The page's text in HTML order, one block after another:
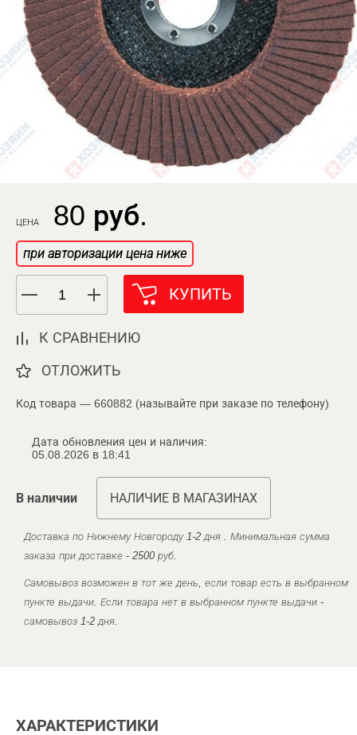
ЦЕНА 80 руб.
при авторизации цена ниже
КУПИТЬ
К СРАВНЕНИЮ
ОТЛОЖИТЬ
Код товара — 660882 (называйте при заказе по телефону)
Дата обновления цен и наличия:
05.08.2026 в 18:41
В наличии НАЛИЧИЕ В МАГАЗИНАХ
Доставка по Нижнему Новгороду 1-2 дня . Минимальная сумма
заказа при доставке - 2500 руб.
Самовывоз возможен в тот же день, если товар есть в выбранном
пункте выдачи. Если товара нет в выбранном пункте выдачи -
самовывоз 1-2 дня.
ХАРАКТЕРИСТИКИ